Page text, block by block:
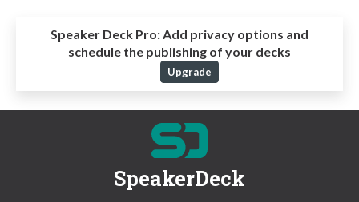
Speaker Deck Pro:Add privacy options and
schedule the publishing of your decks
Upgrade
SpeakerDeck